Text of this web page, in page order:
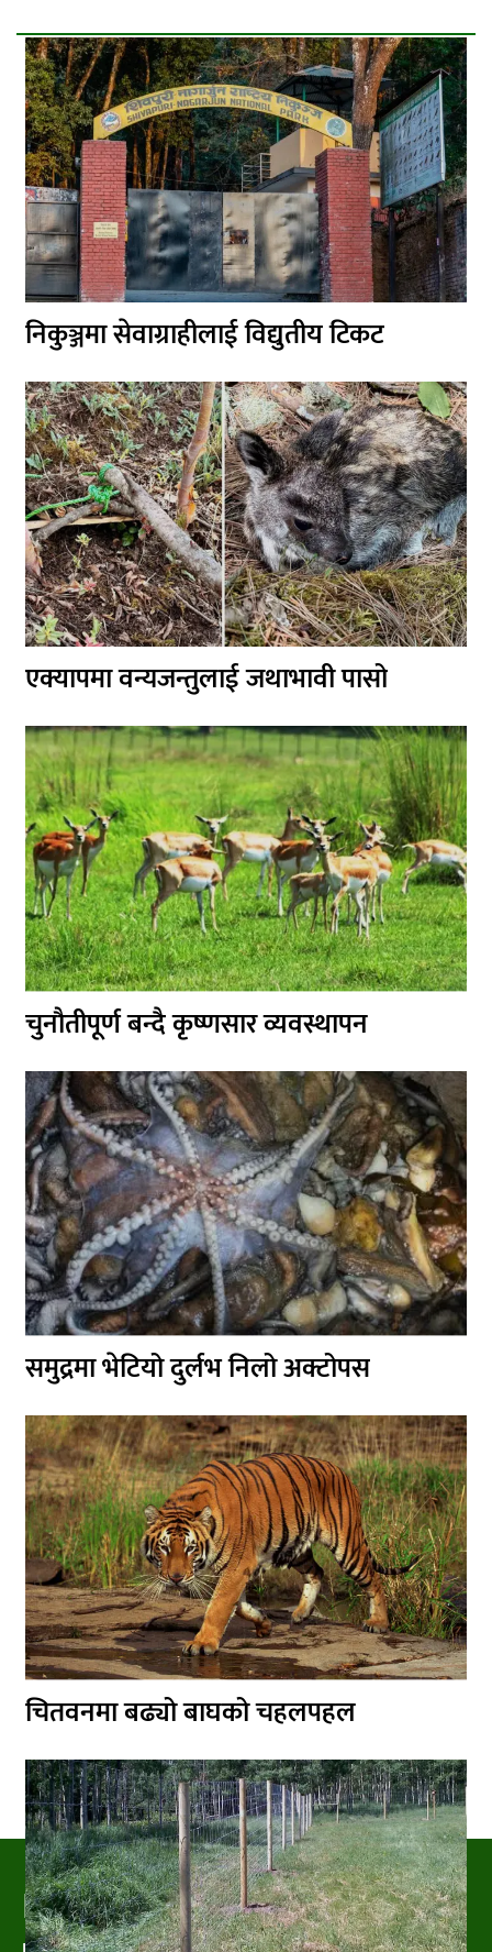
निकुञ्जमा सेवाग्राहीलाई विद्युतीय टिकट
एक्यापमा वन्यजन्तुलाई जथाभावी पासो
चुनौतीपूर्ण बन्दै कृष्णसार व्यवस्थापन
समुद्रमा भेटियो दुर्लभ निलो अक्टोपस
चितवनमा बढ्यो बाघको चहलपहल
PRAKRITIPRESS